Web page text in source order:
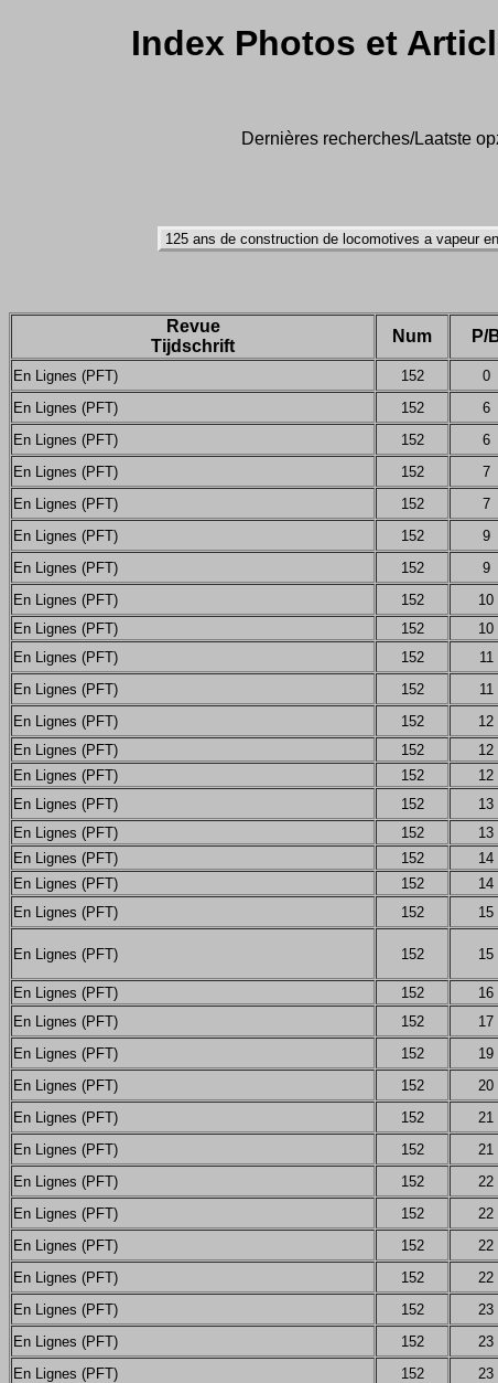
Index Photos et
Dernières recherches/Laatste
Revue
Tijdschrift
Num P/
En Lignes (PFT) 152 0
En Lignes (PFT)
152 6
En Lignes (PFT)
152 6
En Lignes (PFT)
152 7
En Lignes (PFT)
152 7
En Lignes (PFT)
152 9
En Lignes (PFT)
152 9
En Lignes (PFT)
152 10
En Lignes (PFT)
152 10
En Lignes (PFT)
152 11
En Lignes (PFT)
152 11
En Lignes (PFT)
152 12
En Lignes (PFT)
152 12
En Lignes (PFT)
152 12
En Lignes (PFT)
152 13
En Lignes (PFT)
152 13
En Lignes (PFT)
152 14
En Lignes (PFT)
152 14
En Lignes (PFT)
152 15
En Lignes (PFT) 152 15
En Lignes (PFT)
152 16
En Lignes (PFT)
152 17
En Lignes (PFT)
152 19
En Lignes (PFT)
152 20
En Lignes (PFT)
152 21
En Lignes (PFT)
152 21
En Lignes (PFT)
152 22
En Lignes (PFT)
152 22
En Lignes (PFT)
152 22
En Lignes (PFT)
152 22
En Lignes (PFT)
152 23
En Lignes (PFT)
152 23
En Lignes (PFT)
152 23